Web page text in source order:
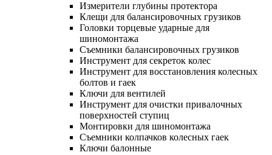
Измерители глубины протектора
Клещи для балансировочных грузиков
Головки торцевые ударные для
шиномонтажа
Съемники балансировочных грузиков
Инструмент для секреток колес
Инструмент для восстановления колесных
болтов и гаек
Ключи для вентилей
Инструмент для очистки привалочных
поверхностей ступиц
Монтировки для шиномонтажа
Съемники колпачков колесных гаек
Ключи балонные